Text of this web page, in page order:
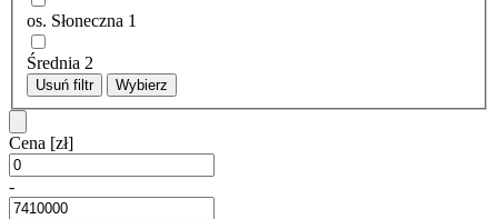
os. Słoneczna 1
Średnia 2
Usuń filtr Wybierz
Cena [zł]
-